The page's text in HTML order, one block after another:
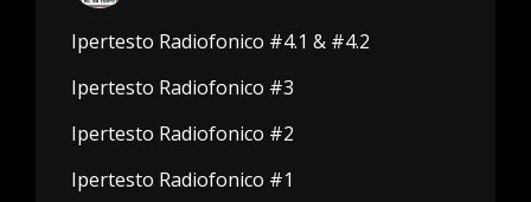
Ipertesto Radiofonico #4.1 & #4.2
Ipertesto Radiofonico #3
Ipertesto Radiofonico #2
Ipertesto Radiofonico #1